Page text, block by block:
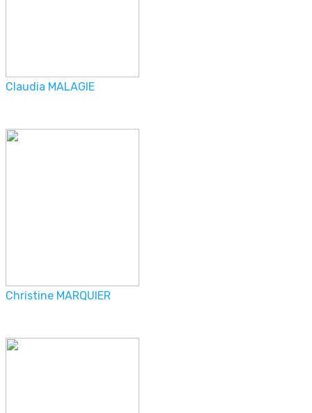
Claudia MALAGIE
Christine MARQUIER